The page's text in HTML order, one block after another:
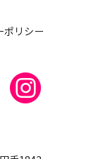
ポリシー